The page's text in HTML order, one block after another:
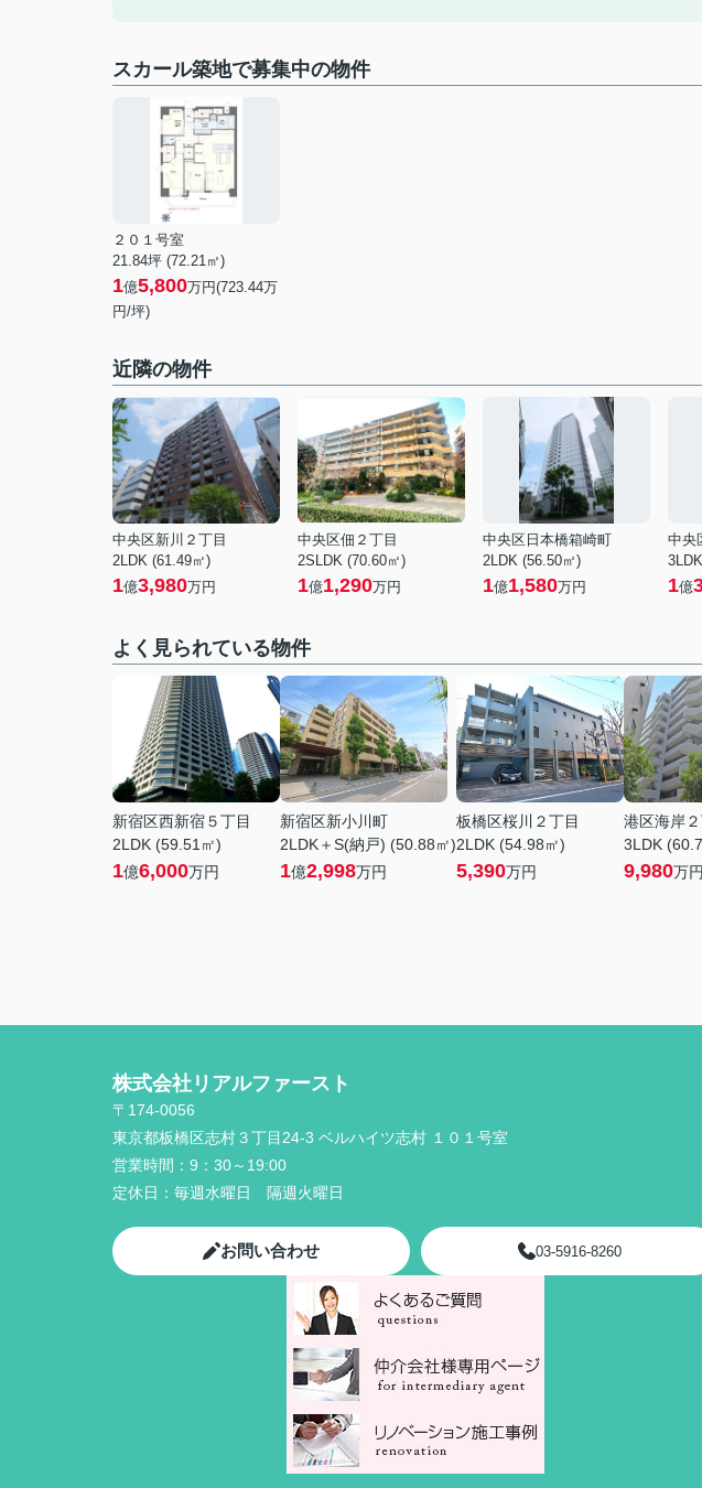
スカール築地で募集中の物件
２０１号室
21.84坪 (72.21㎡)
1億5,800万円(723.44万
円/坪)
近隣の物件
中央区新川２丁目
2LDK (61.49㎡)
1億3,980万円
中央区佃２丁目
2SLDK (70.60㎡)
1億1,290万円
中央区日本橋箱崎町
2LDK (56.50㎡)
1億1,580万円
中央
1億
よく見られている物件
新宿区西新宿５丁目
2LDK (59.51㎡)
1億6,000万円
新宿区新小川町
2LDK＋S(納戸) (50.88㎡)
1億2,998万円
板橋区桜川２丁目
2LDK (54.98㎡)
5,390万円
港区海岸２
3LDK
9,980万円
株式会社リアルファースト
〒174-0056
東京都板橋区志村３丁目24-3 ベルハイツ志村 １０１号室
営業時間： 9：30～19:00
定休日： 毎週水曜日 隔週火曜日
お問い合わせ 03-5916-8260